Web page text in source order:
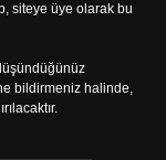
siteye üye olarak bu
bildirmeniz halinde,